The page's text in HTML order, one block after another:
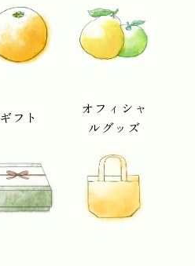
ギフト
オフィシャ
ルグッズ